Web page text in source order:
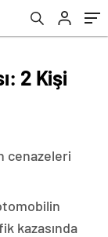
2 Kişi
cenazeleri
kazasında